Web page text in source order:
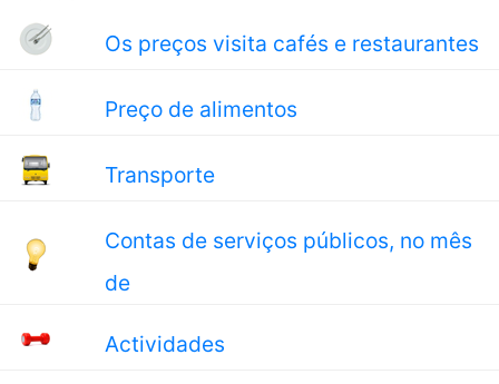
Os preços visita cafés e restaurantes
Preço de alimentos
Transporte
Contas de serviços públicos, no mês
de
Actividades